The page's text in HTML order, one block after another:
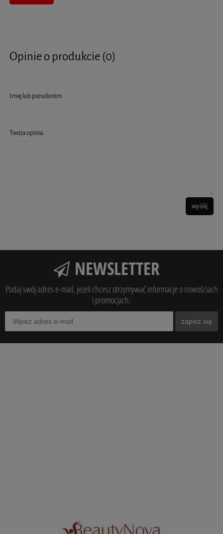
Opinie o produkcie (0)
Imię lub pseudonim:
Twoja opinia:
wyślij
NEWSLETTER
Podaj swój adres e-mail, jeżeli chcesz otrzymywać informacje o nowościach
i promocjach.
zapisz się